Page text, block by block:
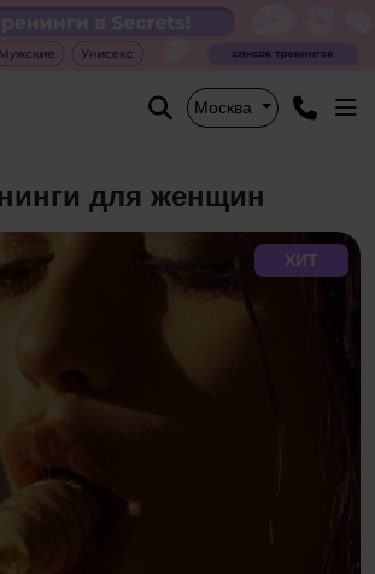
Москва
для женщин
ХИТ